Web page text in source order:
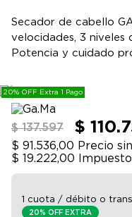
Secador de cabello
velocidades, 3 niveles
Potencia y cuidado
20% OFF Extra 1 Pago
$ 137.597 $
$ 91.536,00 Precio
$ 19.222,00
1 cuota / débito o
20% OFF EXTRA
7.
moto
8.
aire acondicionado
9.
bicicleta
10. sommier